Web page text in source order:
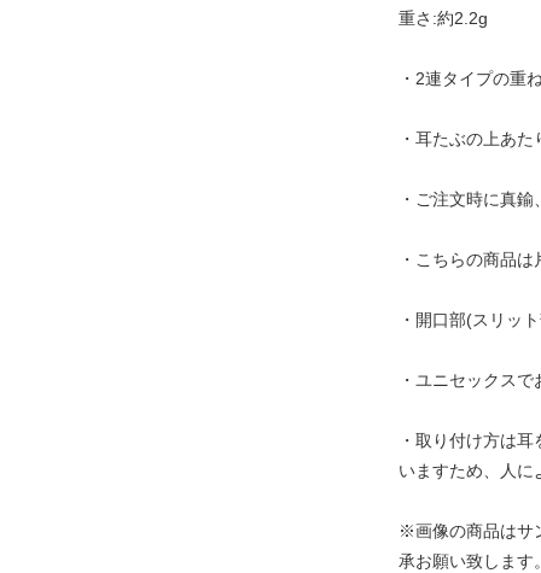
重さ:約2.2g
・2連タイプの重
・耳たぶの上あ
・ご注文時に真
・こちらの商品
・開口部(スリッ
・ユニセックス
・取り付け方は
いますため、人に
※画像の商品はサ
承お願い致します